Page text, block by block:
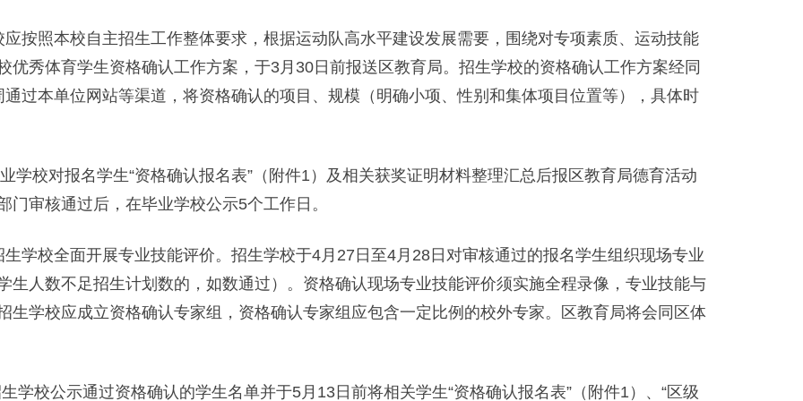
照本校自主招生工作整体要求，根据运动队高水平建设发展需要，围绕对专项素质、运动技能
优秀体育学生资格确认工作方案，于3月30日前报送区教育局。招生学校的资格确认工作方案经同
过本单位网站等渠道，将资格确认的项目、规模（明确小项、性别和集体项目位置等），具体时
对报名学生“资格确认报名表”（附件1）及相关获奖证明材料整理汇总后报区教育局德育活动
审核通过后，在毕业学校公示5个工作日。
校全面开展专业技能评价。招生学校于4月27日至4月28日对审核通过的报名学生组织现场专业
生人数不足招生计划数的，如数通过）。资格确认现场专业技能评价须实施全程录像，专业技能与
生学校应成立资格确认专家组，资格确认专家组应包含一定比例的校外专家。区教育局将会同区体
公示通过资格确认的学生名单并于5月13日前将相关学生“资格确认报名表”（附件1）、“区级